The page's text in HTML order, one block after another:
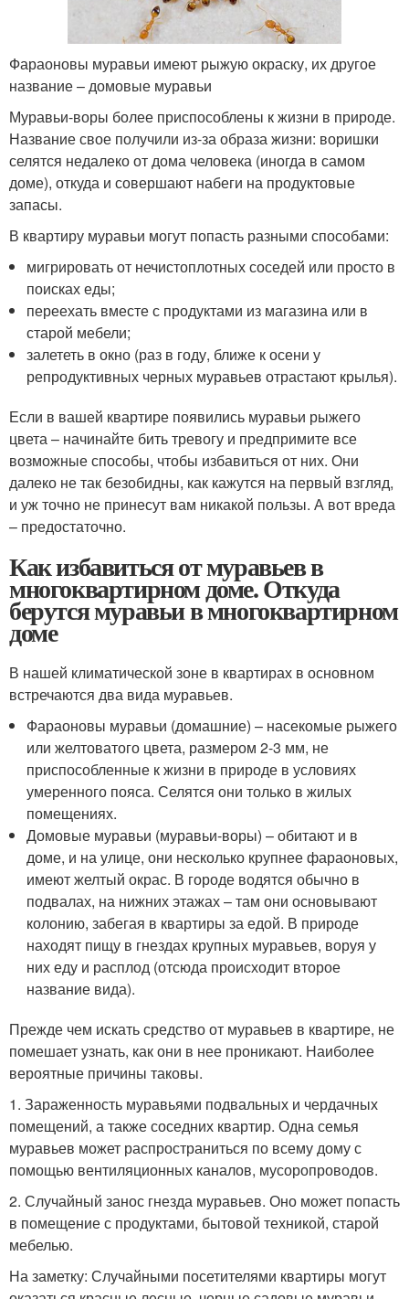
Фараоновы муравьи имеют рыжую окраску, их другое
название – домовые муравьи
Муравьи-воры более приспособлены к жизни в природе.
Название свое получили из-за образа жизни: воришки
селятся недалеко от дома человека (иногда в самом
доме), откуда и совершают набеги на продуктовые
запасы.
В квартиру муравьи могут попасть разными способами:
мигрировать от нечистоплотных соседей или просто в
поисках еды;
переехать вместе с продуктами из магазина или в
старой мебели;
залететь в окно (раз в году, ближе к осени у
репродуктивных черных муравьев отрастают крылья).
Если в вашей квартире появились муравьи рыжего
цвета – начинайте бить тревогу и предпримите все
возможные способы, чтобы избавиться от них. Они
далеко не так безобидны, как кажутся на первый взгляд,
и уж точно не принесут вам никакой пользы. А вот вреда
– предостаточно.
Как избавиться от муравьев в
многоквартирном доме. Откуда
берутся муравьи в многоквартирном
доме
В нашей климатической зоне в квартирах в основном
встречаются два вида муравьев.
Фараоновы муравьи (домашние) – насекомые рыжего
или желтоватого цвета, размером 2-3 мм, не
приспособленные к жизни в природе в условиях
умеренного пояса. Селятся они только в жилых
помещениях.
Домовые муравьи (муравьи-воры) – обитают и в
доме, и на улице, они несколько крупнее фараоновых,
имеют желтый окрас. В городе водятся обычно в
подвалах, на нижних этажах – там они основывают
колонию, забегая в квартиры за едой. В природе
находят пищу в гнездах крупных муравьев, воруя у
них еду и расплод (отсюда происходит второе
название вида).
Прежде чем искать средство от муравьев в квартире, не
помешает узнать, как они в нее проникают. Наиболее
вероятные причины таковы.
1. Зараженность муравьями подвальных и чердачных
помещений, а также соседних квартир. Одна семья
муравьев может распространиться по всему дому с
помощью вентиляционных каналов, мусоропроводов.
2. Случайный занос гнезда муравьев. Оно может попасть
в помещение с продуктами, бытовой техникой, старой
мебелью.
На заметку: Случайными посетителями квартиры могут